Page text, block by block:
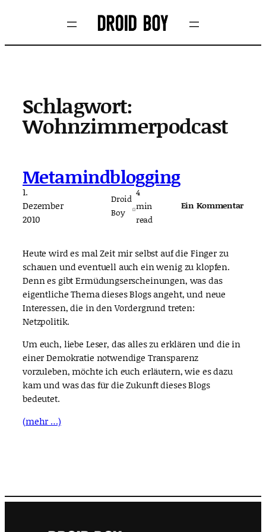
springen
Schlagwort:
Wohnzimmerpodcast
Metamindblogging
1.
Dezember
2010
Droid
Boy
4
min
read
Ein Kommentar
Heute wird es mal Zeit mir selbst auf die Finger zu
schauen und eventuell auch ein wenig zu klopfen.
Denn es gibt Ermüdungserscheinungen, was das
eigentliche Thema dieses Blogs angeht, und neue
Interessen, die in den Vordergrund treten:
Netzpolitik.
Um euch, liebe Leser, das alles zu erklären und die in
einer Demokratie notwendige Transparenz
vorzuleben, möchte ich euch erläutern, wie es dazu
kam und was das für die Zukunft dieses Blogs
bedeutet.
(mehr …)